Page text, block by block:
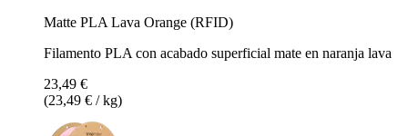
Matte PLA Lava Orange (RFID)
Filamento PLA con acabado superficial mate en naranja lava
23,49 €
(23,49 € / kg)